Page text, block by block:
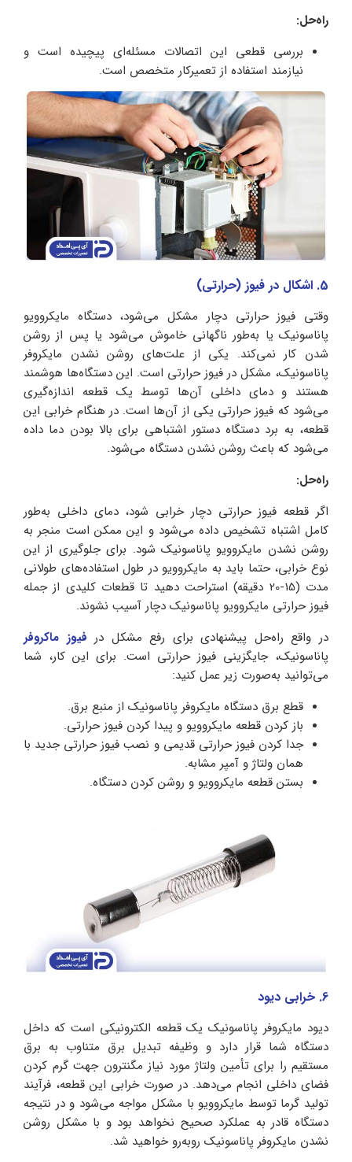
راه‌حل:
بررسی قطعی این اتصالات مسئله‌ای پیچیده است و
نیازمند استفاده از تعمیرکار متخصص است.
5. اشکال در فیوز (حرارتی)
وقتی فیوز حرارتی دچار مشکل می‌شود، دستگاه مایکروویو
پاناسونیک یا به‌طور ناگهانی خاموش می‌شود یا پس از روشن
شدن کار نمی‌کند. یکی از علت‌های روشن نشدن مایکروفر
پاناسونیک، مشکل در فیوز حرارتی است. این دستگاه‌ها هوشمند
هستند و دمای داخلی آن‌ها توسط یک قطعه اندازه‌گیری
می‌شود که فیوز حرارتی یکی از آن‌ها است. در هنگام خرابی این
قطعه، به برد دستگاه دستور اشتباهی برای بالا بودن دما داده
می‌شود که باعث روشن نشدن دستگاه می‌شود.
راه‌حل:
اگر قطعه فیوز حرارتی دچار خرابی شود، دمای داخلی به‌طور
کامل اشتباه تشخیص داده می‌شود و این ممکن است منجر به
روشن نشدن مایکروویو پاناسونیک شود. برای جلوگیری از این
نوع خرابی، حتما باید به مایکروویو در طول استفاده‌های طولانی
مدت (15-20 دقیقه) استراحت دهید تا قطعات کلیدی از جمله
فیوز حرارتی مایکروویو پاناسونیک دچار آسیب نشوند.
در واقع راه‌حل پیشنهادی برای رفع مشکل در فیوز ماکروفر
پاناسونیک، جایگزینی فیوز حرارتی است. برای این کار، شما
می‌توانید به‌صورت زیر عمل کنید:
قطع برق دستگاه مایکروفر پاناسونیک از منبع برق.
باز کردن قطعه مایکروویو و پیدا کردن فیوز حرارتی.
جدا کردن فیوز حرارتی قدیمی و نصب فیوز حرارتی جدید با
همان ولتاژ و آمپر مشابه.
بستن قطعه مایکروویو و روشن کردن دستگاه.
6. خرابی دیود
دیود مایکروفر پاناسونیک یک قطعه الکترونیکی است که داخل
دستگاه شما قرار دارد و وظیفه تبدیل برق متناوب به برق
مستقیم را برای تأمین ولتاژ مورد نیاز مگنترون جهت گرم کردن
فضای داخلی انجام می‌دهد. در صورت خرابی این قطعه، فرآیند
تولید گرما توسط مایکروویو با مشکل مواجه می‌شود و در نتیجه
دستگاه قادر به عملکرد صحیح نخواهد بود و با مشکل روشن
نشدن مایکروفر پاناسونیک روبه‌رو خواهید شد.